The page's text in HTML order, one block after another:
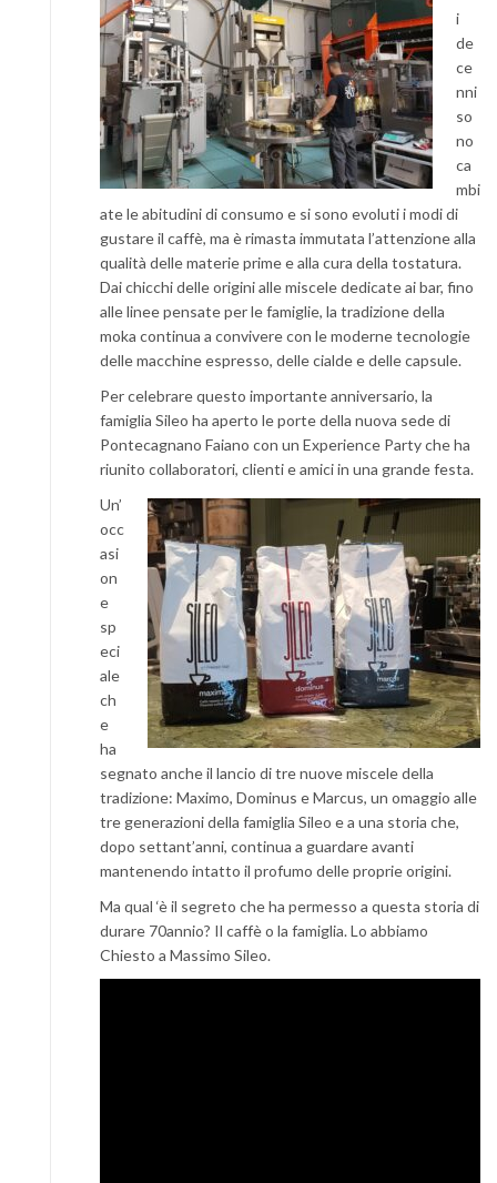
i
de
ce
nni
so
no
ca
mbi
ate le abitudini di consumo e si sono evoluti i modi di
gustare il caffè, ma è rimasta immutata l’attenzione alla
qualità delle materie prime e alla cura della tostatura.
Dai chicchi delle origini alle miscele dedicate ai bar, fino
alle linee pensate per le famiglie, la tradizione della
moka continua a convivere con le moderne tecnologie
delle macchine espresso, delle cialde e delle capsule.
Per celebrare questo importante anniversario, la
famiglia Sileo ha aperto le porte della nuova sede di
Pontecagnano Faiano con un Experience Party che ha
riunito collaboratori, clienti e amici in una grande festa.
Un’
occ
asi
on
e
sp
eci
ale
ch
e
ha
segnato anche il lancio di tre nuove miscele della
tradizione: Maximo, Dominus e Marcus, un omaggio alle
tre generazioni della famiglia Sileo e a una storia che,
dopo settant’anni, continua a guardare avanti
mantenendo intatto il profumo delle proprie origini.
Ma qual ‘è il segreto che ha permesso a questa storia di
durare 70annio? Il caffè o la famiglia. Lo abbiamo
Chiesto a Massimo Sileo.